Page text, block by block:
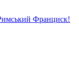
Франциск!